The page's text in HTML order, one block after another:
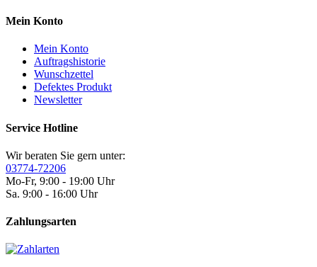
Mein Konto
Mein Konto
Auftragshistorie
Wunschzettel
Defektes Produkt
Newsletter
Service Hotline
Wir beraten Sie gern unter:
03774-72206
Mo-Fr, 9:00 - 19:00 Uhr
Sa. 9:00 - 16:00 Uhr
Zahlungsarten